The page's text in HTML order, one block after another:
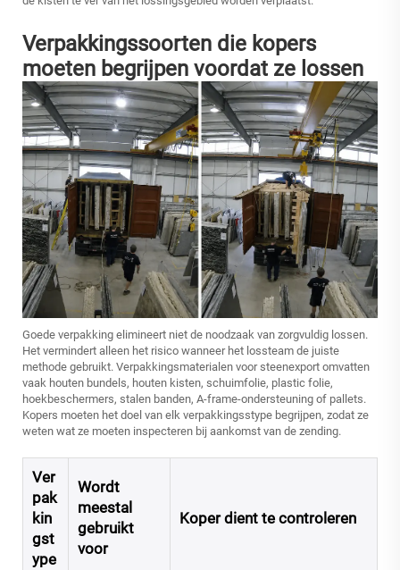
Verpakkingssoorten die kopers
moeten begrijpen voordat ze lossen
Goede verpakking elimineert niet de noodzaak van zorgvuldig lossen.
Het vermindert alleen het risico wanneer het lossteam de juiste
methode gebruikt. Verpakkingsmaterialen voor steenexport omvatten
vaak houten bundels, houten kisten, schuimfolie, plastic folie,
hoekbeschermers, stalen banden, A-frame-ondersteuning of pallets.
Kopers moeten het doel van elk verpakkingsstype begrijpen, zodat ze
weten wat ze moeten inspecteren bij aankomst van de zending.
Ver
pak
kin
gst
ype
Wordt
meestal
gebruikt
voor
Koper dient te controleren